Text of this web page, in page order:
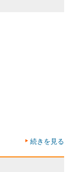
続きを見る